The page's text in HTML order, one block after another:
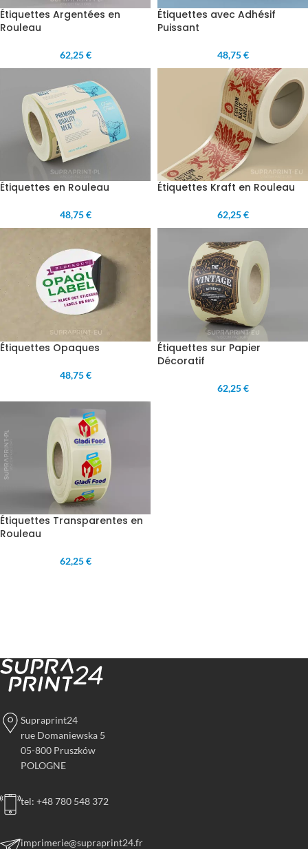
Étiquettes Argentées en
Rouleau
62,25 €
Étiquettes avec Adhésif
Puissant
48,75 €
Étiquettes en Rouleau
48,75 €
Étiquettes Kraft en Rouleau
62,25 €
Étiquettes Opaques
48,75 €
Étiquettes sur Papier
Décoratif
62,25 €
Étiquettes Transparentes en
Rouleau
62,25 €
Supraprint24
rue Domaniewska 5
05-800 Pruszków
POLOGNE
tel: +48 780 548 372
imprimerie@supraprint24.fr